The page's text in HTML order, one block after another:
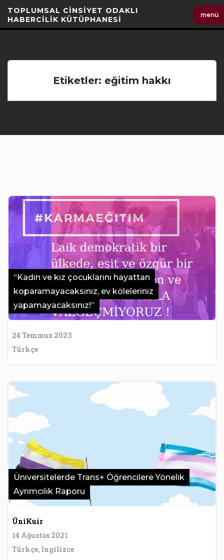
Geç
TOPLUMSAL CİNSİYET ODAKLI
HABERCİLİK KÜTÜPHANESİ
menü
Etiketler: eğitim hakkı
“Kadın ve kız çocuklarını hayattan
koparamayacaksınız, ev köleleriniz
yapamayacaksınız!”
24 Temmuz 2023
Türkçe
Üniversitelerde Trans+ Öğrencilere Yönelik
Ayrımcılık Raporu
ÜniKuir
14 Ağustos 2021
Türkçe, İngilizce